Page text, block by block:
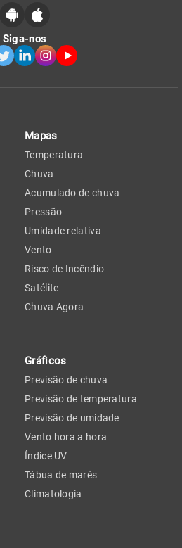
Siga-nos
Mapas
Temperatura
Chuva
Acumulado de chuva
Pressão
Umidade relativa
Vento
Risco de Incêndio
Satélite
Chuva Agora
Gráficos
Previsão de chuva
Previsão de temperatura
Previsão de umidade
Vento hora a hora
Índice UV
Tábua de marés
Climatologia